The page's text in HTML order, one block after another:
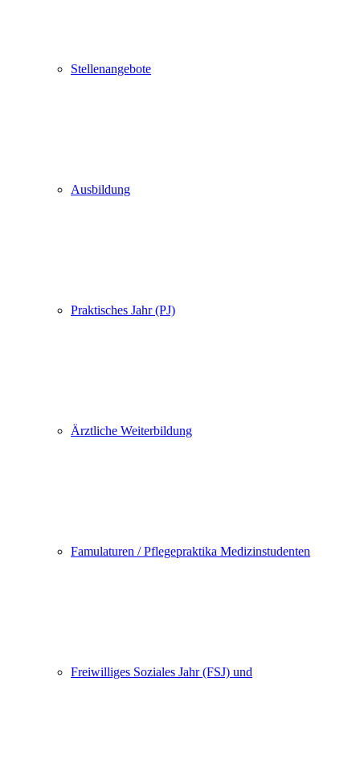
Stellenangebote
Ausbildung
Praktisches Jahr (PJ)
Ärztliche Weiterbildung
Famulaturen / Pflegepraktika Medizinstudenten
Freiwilliges Soziales Jahr (FSJ) und